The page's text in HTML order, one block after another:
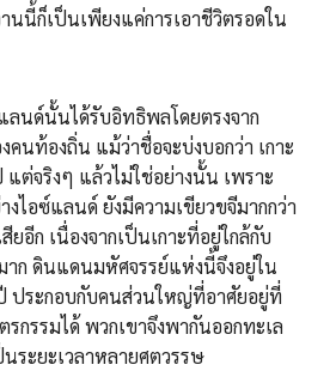
นี้ก็เป็นเพียงแค่การเอาชีวิตรอดใน
ลนด์นั้นได้รับอิทธิพลโดยตรงจาก
นท้องถิ่น แม้ว่าชื่อจะบ่งบอกว่า เกาะ
ต่จริงๆ แล้วไม่ใช่อย่างนั้น เพราะ
ไอซ์แลนด์ ยังมีความเขียวขจีมากกว่า
อีก เนื่องจากเป็นเกาะที่อยู่ใกล้กับ
าก ดินแดนมหัศจรรย์แห่งนี้จึงอยู่ใน
ประกอบกับคนส่วนใหญ่ที่อาศัยอยู่ที่
กรรมได้ พวกเขาจึงพากันออกทะเล
ระยะเวลาหลายศตวรรษ